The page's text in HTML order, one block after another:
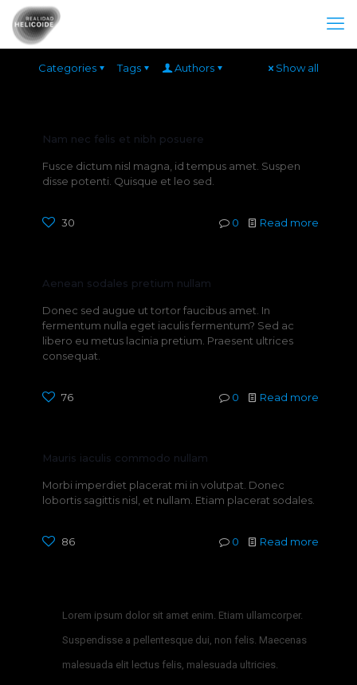
Categories Tags Authors Show all
Nam nec felis et nibh posuere
Fusce dictum nisl magna, id tempus amet. Suspen
disse potenti. Quisque et leo sed.
30 0 Read more
Aenean sodales pretium nullam
Donec sed augue ut tortor faucibus amet. In
fermentum nulla eget iaculis fermentum? Sed ac
libero eu metus lacinia pretium. Praesent ultrices
consequat.
76 0 Read more
Mauris iaculis commodo nullam
Morbi imperdiet placerat mi in volutpat. Donec
lobortis sagittis nisl, et nullam. Etiam placerat sodales.
86 0 Read more
Lorem ipsum dolor sit amet enim. Etiam ullamcorper.
Suspendisse a pellentesque dui, non felis. Maecenas
malesuada elit lectus felis, malesuada ultricies.